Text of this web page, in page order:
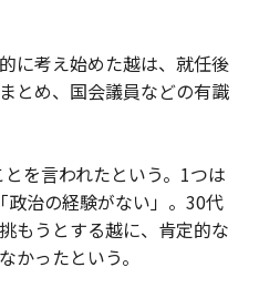
に考え始めた越は、就任後
とめ、国会議員などの有識
を言われたという。1つは
政治の経験がない」。30代
もうとする越に、肯定的な
かったという。